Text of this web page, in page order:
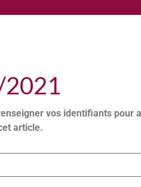
vos identifiants pour
article.